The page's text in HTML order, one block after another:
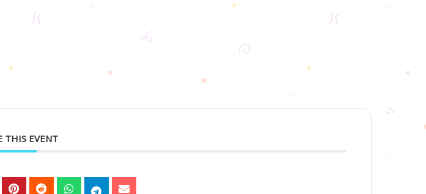
THIS EVENT